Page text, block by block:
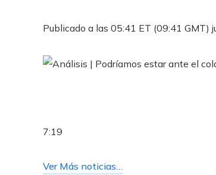
Publicado a las 05:41 ET (09:41 GMT)
7:19
Ver Más noticias…